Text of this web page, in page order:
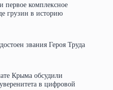
первое комплексное
грузин в историю
звания Героя Труда
Крыма обсудили
в цифровой